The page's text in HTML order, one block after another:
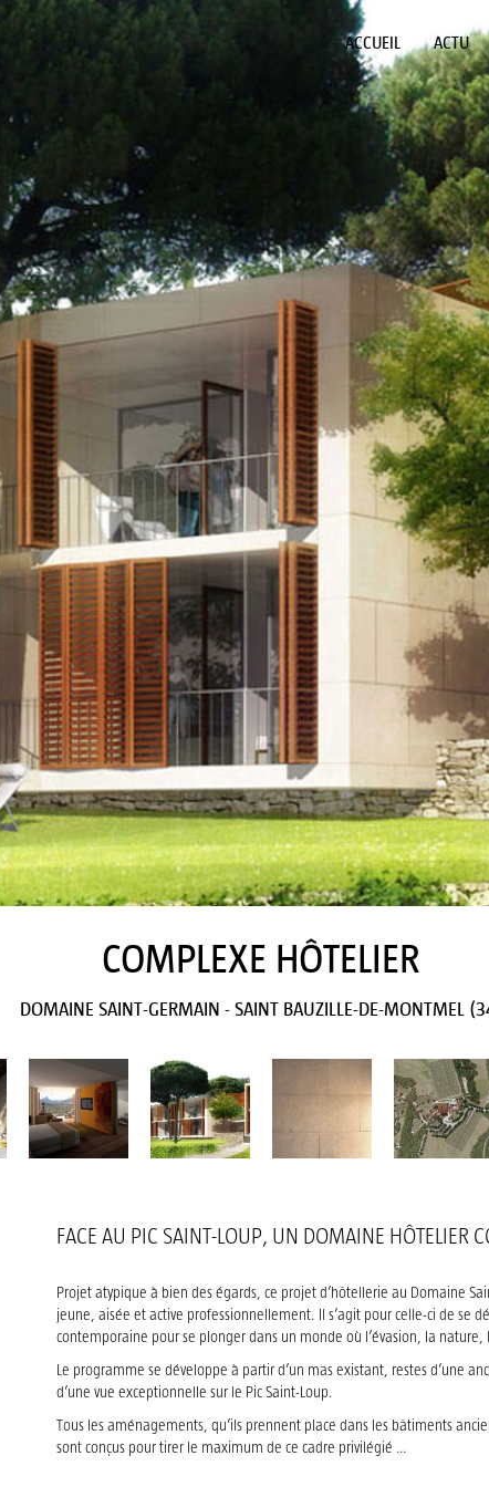
ACCUEIL ACTU
COMPLEXE HÔTELIER
DOMAINE SAINT-GERMAIN - SAINT BAUZILLE-DE-MONTMEL
FACE AU PIC SAINT-LOUP, UN DOMAINE HÔTELIER
Projet atypique à bien des égards, ce projet d’hôtellerie au Domaine
jeune, aisée et active professionnellement. Il s’agit pour celle-ci de se
contemporaine pour se plonger dans un monde où l’évasion, la
Le programme se développe à partir d’un mas existant, restes d’une
d’une vue exceptionnelle sur le Pic Saint-Loup.
Tous les aménagements, qu’ils prennent place dans les bâtiments
sont conçus pour tirer le maximum de ce cadre privilégié …